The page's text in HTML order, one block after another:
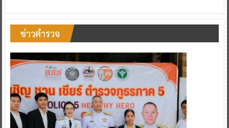
ข่าวตำรวจ